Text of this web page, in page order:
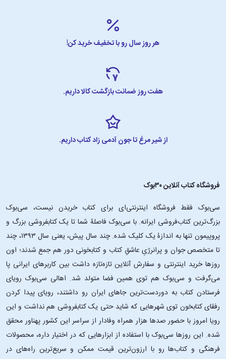
هر روز سال رو با تخفیف خرید کن!
هفت روز ضمانت بازگشت کالا داریم.
از شیر مرغ تا جون آدمی زاد کتاب داریم.
فروشگاه کتاب آنلاین ۳۰بوک
سی‌بوک فقط فروشگاه اینترنتی‌ای برای کتاب خریدن نیست، سی‌بوک
بزرگ‌ترین کتاب‌فروشی ایرانه. با سی‌بوک فاصلۀ شما تا یک کتابفروشی بزرگ و
پروپیمون تنها به اندازۀ یک کلیک شده. چند سال پیش، یعنی سال ۱۳۹۳، چند
تا متخصص جوان و پرانرژیِ عاشقِ کتاب و کتابخونی دور هم جمع شدند؛ اون‌
روزها خرید اینترنتی و سفارش آنلاین تازه‌تازه داشت بین کاربرهای ایرانی پا
می‌گرفت و سی‌بوک هم توی همین فضا متولد شد. اهالی سی‌بوک رویای
فرستادن کتاب به دوردست‌ترین جاهای ایران رو داشتند، رویای پیدا کردن
رفقای کتابخون توی شهرهایی که شاید حتی یک کتابفروشی هم نداشت و این
رویا امروز با حضور صدها هزار همراه وفادار از سراسر این کشور پهناور محقق
شده. این ‌روزها سی‌بوک با استفاده از ابزارهایی که در اختیار داره، محصولات
فرهنگی و کتاب‌ها رو با ارزون‌ترین قیمت ممکن و سریع‌ترین راه‌های در